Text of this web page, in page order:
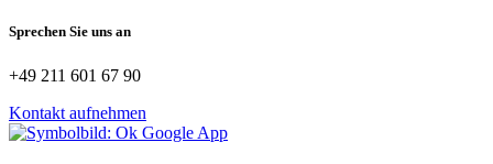
Sprechen Sie uns an
+49 211 601 67 90
Kontakt aufnehmen